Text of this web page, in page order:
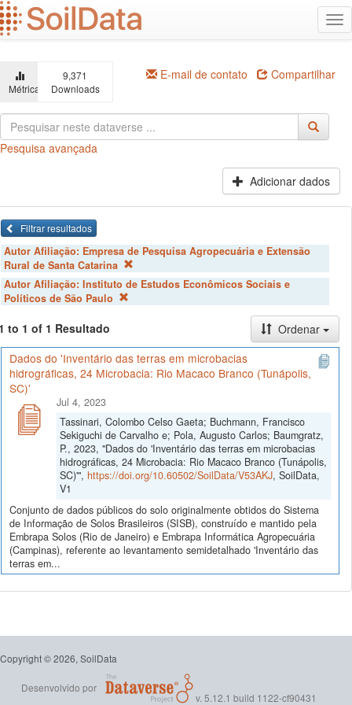
Ir
para
o
principal
Métricas
9,371
Downloads
E-mail de contato Compartilhar
Pesquisa avançada
Adicionar dados
Filtrar resultados
Autor Afiliação: Empresa de Pesquisa Agropecuária e Extensão
Rural de Santa Catarina
Autor Afiliação: Instituto de Estudos Econômicos Sociais e
Políticos de São Paulo
to 1 of 1 Resultado
Ordenar
Dados do 'Inventário das terras em microbacias
hidrográficas, 24 Microbacia: Rio Macaco Branco (Tunápolis,
SC)'
Jul 4, 2023
Tassinari, Colombo Celso Gaeta; Buchmann, Francisco
Sekiguchi de Carvalho e; Pola, Augusto Carlos; Baumgratz,
P., 2023, "Dados do 'Inventário das terras em microbacias
hidrográficas, 24 Microbacia: Rio Macaco Branco (Tunápolis,
SC)'", https://doi.org/10.60502/SoilData/V53AKJ, SoilData,
V1
Conjunto de dados públicos do solo originalmente obtidos do Sistema
de Informação de Solos Brasileiros (SISB), construído e mantido pela
Embrapa Solos (Rio de Janeiro) e Embrapa Informática Agropecuária
(Campinas), referente ao levantamento semidetalhado 'Inventário das
terras em...
Copyright © 2026, SoilData
Desenvolvido por
v. 5.12.1 build 1122-cf90431